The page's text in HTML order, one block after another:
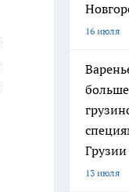
16 июля
13 июля